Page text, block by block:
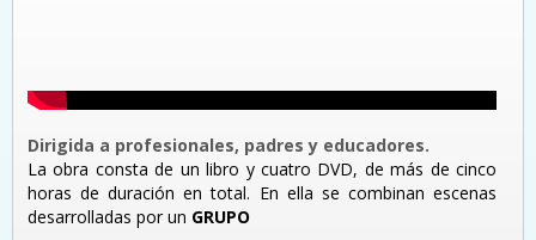
Dirigida a profesionales, padres y educadores.
La obra consta de un libro y cuatro DVD, de más de cinco
horas de duración en total. En ella se combinan escenas
desarrolladas por un GRUPO